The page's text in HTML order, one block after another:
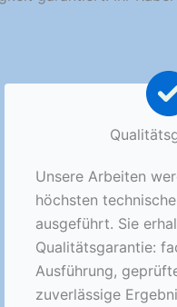
Unsere Arbeiten
höchsten
ausgeführt. Sie
Qualitätsgarantie:
Ausführung,
zuverlässige